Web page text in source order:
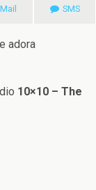
Mail SMS
adora
10×10 – The